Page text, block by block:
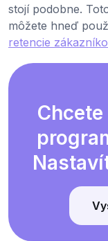
stojí podobne.
môžete hneď
retencie